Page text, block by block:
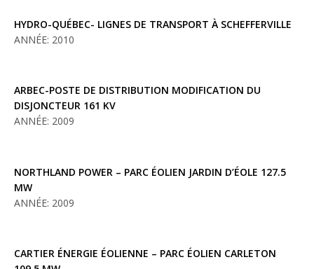
HYDRO-QUÉBEC- LIGNES DE TRANSPORT À SCHEFFERVILLE
ANNÉE: 2010
ARBEC-POSTE DE DISTRIBUTION MODIFICATION DU
DISJONCTEUR 161 KV
ANNÉE: 2009
NORTHLAND POWER – PARC ÉOLIEN JARDIN D’ÉOLE 127.5
MW
ANNÉE: 2009
CARTIER ÉNERGIE ÉOLIENNE – PARC ÉOLIEN CARLETON